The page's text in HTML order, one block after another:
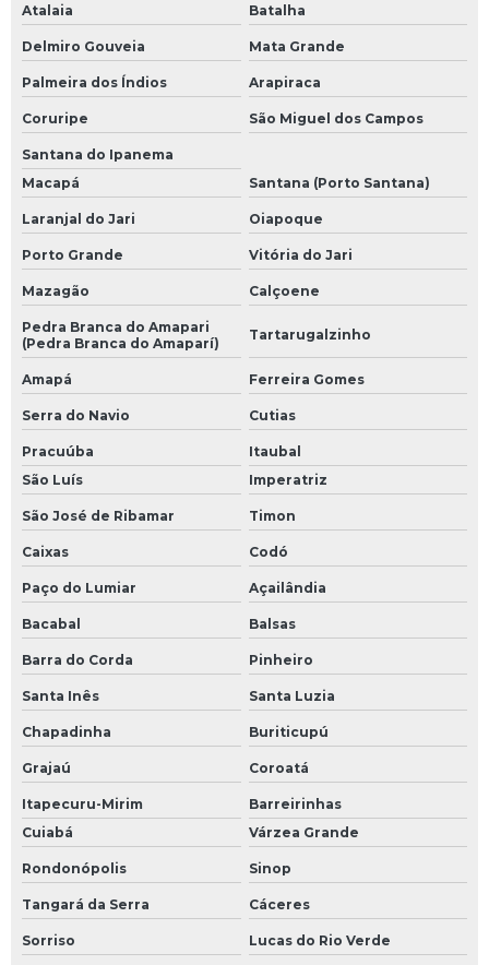
Atalaia Batalha
Delmiro Gouveia Mata Grande
Palmeira dos Índios Arapiraca
Coruripe São Miguel dos Campos
Santana do Ipanema
Macapá
Santana (Porto Santana)
Laranjal do Jari Oiapoque
Porto Grande Vitória do Jari
Mazagão Calçoene
Pedra Branca do Amapari
(Pedra Branca do Amaparí)
Tartarugalzinho
Amapá Ferreira Gomes
Serra do Navio Cutias
Pracuúba
Itaubal
São Luís
Imperatriz
São José de Ribamar Timon
Caixas Codó
Paço do Lumiar Açailândia
Bacabal Balsas
Barra do Corda Pinheiro
Santa Inês Santa Luzia
Chapadinha Buriticupú
Grajaú Coroatá
Itapecuru-Mirim
Barreirinhas
Cuiabá
Várzea Grande
Rondonópolis Sinop
Tangará da Serra Cáceres
Sorriso Lucas do Rio Verde